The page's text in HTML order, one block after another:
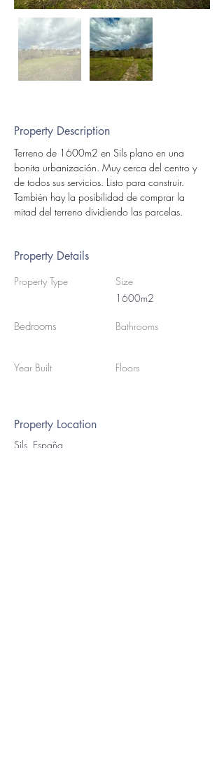
Property Description
Terreno de 1600m2 en Sils plano en una
bonita urbanización. Muy cerca del centro y
de todos sus servicios. Listo para construir.
También hay la posibilidad de comprar la
mitad del terreno dividiendo las parcelas.
Property Details
Property Type
Bedrooms
Year Built
Size
1600m2
Bathrooms
Floors
Property Location
Sils, España